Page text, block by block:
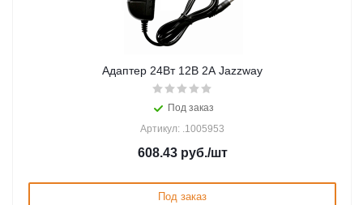
Адаптер 24Вт 12В 2A Jazzway
Под заказ
Артикул: .1005953
608.43руб./шт
Под заказ